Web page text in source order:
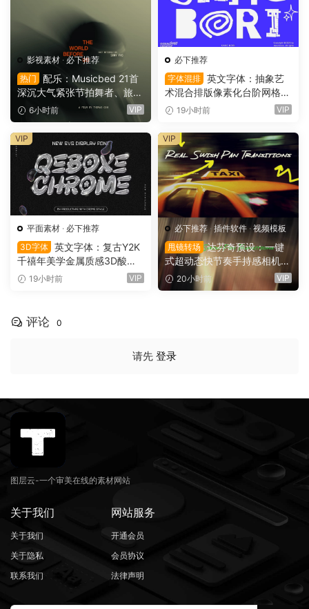
影视素材 ·必下推荐
热门
配乐：Musicbed 21首
深沉大气紧张节拍舞者、旅行
场景商业电影广告宣传配乐B
GM视频背景音乐素材（1616
1）
6小时前 VIP
必下推荐
字体混排 英文字体：抽象艺
术混合排版像素化台阶网格状
手绘螺旋有机曲线版面设计封
ace（16160）
19小时前 VIP
平面素材 · 必下推荐
3D字体 英文字体：复古Y2K
千禧年美学金属质感3D酸性
镀铬文字LOGO标题封面海报
59）
19小时前 VIP
VIP
必下推荐· 插件软件 ·视频模板
甩镜转场 达芬奇预设：一键
式超动态快节奏手持感相机摇
晃运动甩镜头无缝转场过渡
支持横竖屏（16158）
20小时前 VIP
VIP
评论 0
请先 登录
图层云-一个审美在线的素材网站
关于我们
关于我们
关于隐私
联系我们
网站服务
开通会员
会员协议
法律声明